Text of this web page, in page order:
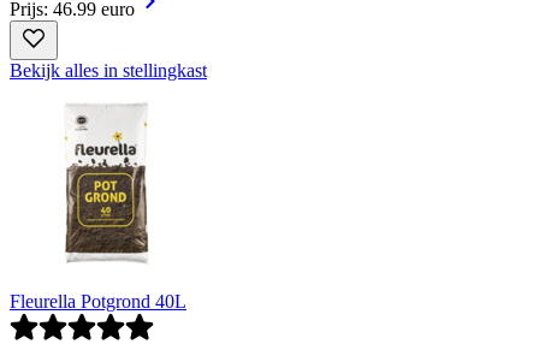
Prijs: 46.99 euro
Bekijk alles in stellingkast
Fleurella Potgrond 40L